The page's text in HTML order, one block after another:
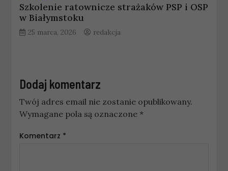
Szkolenie ratownicze strażaków PSP i OSP
w Białymstoku
25 marca, 2026 redakcja
Dodaj komentarz
Twój adres email nie zostanie opublikowany.
Wymagane pola są oznaczone *
Komentarz *